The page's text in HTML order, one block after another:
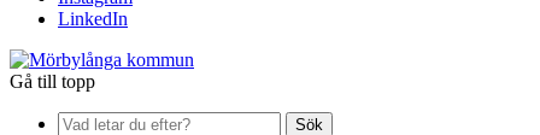
LinkedIn
Gå till topp
Sök